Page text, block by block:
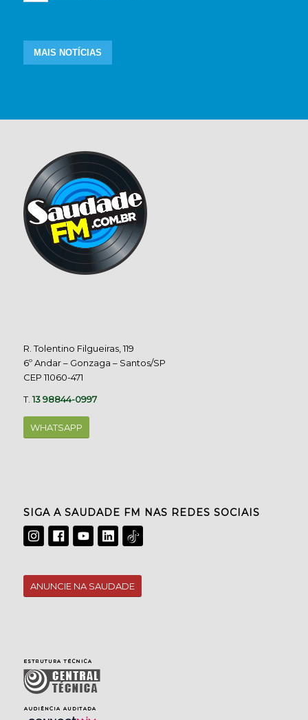
MAIS NOTÍCIAS
R. Tolentino Filgueiras, 119
6º Andar – Gonzaga – Santos/SP
CEP 11060-471
T.13 98844-0997
WHATSAPP
SIGA A SAUDADE FM NAS REDES SOCIAIS
ANUNCIE NA SAUDADE